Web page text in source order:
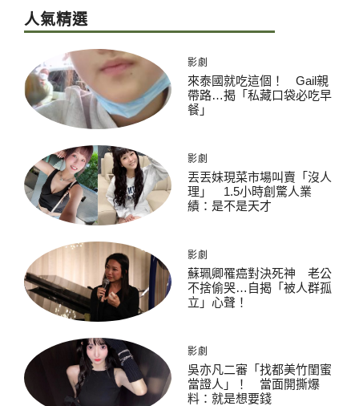
人氣精選
影劇
來泰國就吃這個！ Gail親
帶路…揭「私藏口袋必吃早
餐」
影劇
丟丟妹現菜市場叫賣「沒人
理」 1.5小時創驚人業
績：是不是天才
影劇
蘇珮卿罹癌對決死神 老公
不捨偷哭…自揭「被人群孤
立」心聲！
影劇
吳亦凡二審「找都美竹閨蜜
當證人」！ 當面開撕爆
料：就是想要錢